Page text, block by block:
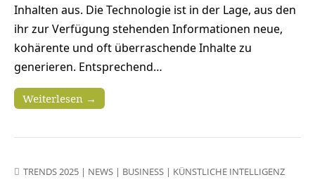
Inhalten aus. Die Technologie ist in der Lage, aus den
ihr zur Verfügung stehenden Informationen neue,
kohärente und oft überraschende Inhalte zu
generieren. Entsprechend…
Weiterlesen →
TRENDS 2025 | NEWS | BUSINESS | KÜNSTLICHE INTELLIGENZ